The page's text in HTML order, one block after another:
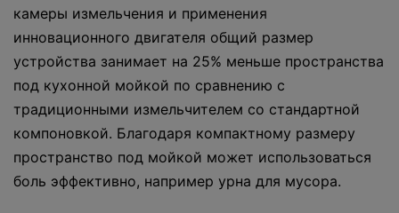
камеры измельчения и применения
инновационного двигателя общий размер
устройства занимает на 25% меньше пространства
под кухонной мойкой по сравнению с
традиционными измельчителем со стандартной
компоновкой. Благодаря компактному размеру
пространство под мойкой может использоваться
боль эффективно, например урна для мусора.